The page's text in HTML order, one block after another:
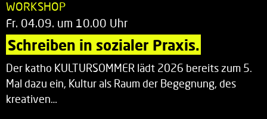
WORKSHOP
Fr. 04.09. um 10.00 Uhr
Schreiben in sozialer Praxis.
Der katho KULTURSOMMER lädt 2026 bereits zum 5.
Mal dazu ein, Kultur als Raum der Begegnung, des
kreativen…